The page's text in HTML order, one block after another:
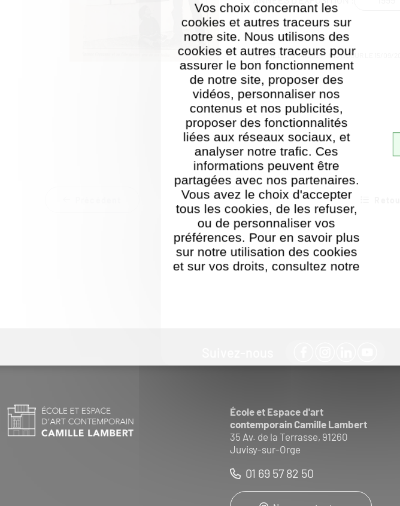
Vos choix concernant les
cookies et autres traceurs sur
notre site. Nous utilisons des
cookies et autres traceurs pour
assurer le bon fonctionnement
de notre site, proposer des
vidéos, personnaliser nos
contenus et nos publicités,
proposer des fonctionnalités
liées aux réseaux sociaux, et
analyser notre trafic. Ces
informations peuvent être
partagées avec nos partenaires.
Vous avez le choix d'accepter
tous les cookies, de les refuser,
ou de personnaliser vos
préférences. Pour en savoir plus
sur notre utilisation des cookies
et sur vos droits, consultez notre
PUBLIÉ LE 15/04/2025- MIS À JOUR LE
École et Espace d'art
contemporain Camille Lambert
35 Av. de la Terrasse, 91260
Juvisy-sur-Orge
01 69 57 82 50